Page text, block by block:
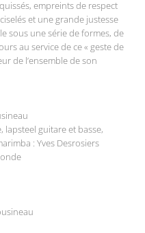
empreints de respect
et une grande justesse
sous une série de formes, de
au service de ce « geste de
de l’ensemble de son
lapsteel guitare et basse,
: Yves Desrosiers